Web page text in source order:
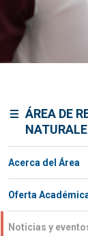
ÁREA DE
Acerca del Área
Oferta
Noticias y